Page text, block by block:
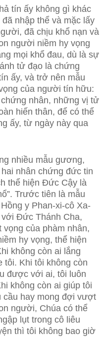
tín ấy không gì khác
nhập thể và mặc lấy
đã chịu khổ nạn và
người niềm hy vọng
mọi khổ đau, dù là sự
tử đạo là chứng
ấy, và trở nên mẫu
của người tín hữu:
nhân, những vị tử
hiến thân, để có thể
ấy, từ ngày này qua
nhiều mẫu gương,
nhân chứng đức tin
thể hiện Đức Cậy là
Trước tiên là mẫu
y Phan-xi-cô Xa-
Đức Thánh Cha,
của phàm nhân,
hy vọng, thể hiện
không còn ai lắng
tôi. Khi tôi không còn
được với ai, tôi luôn
không còn ai giúp tôi
cầu hay mong đợi vượt
người, Chúa có thể
lụt trong cô liêu
thì tôi không bao giờ